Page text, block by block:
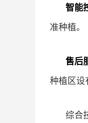
智能
准种植。
售后
种植区设
综合